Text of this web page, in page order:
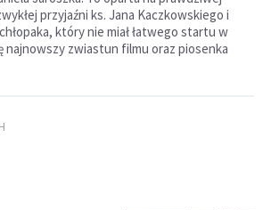
przyjaźni ks. Jana Kaczkowskiego i
który nie miał łatwego startu w
najnowszy zwiastun filmu oraz piosenka